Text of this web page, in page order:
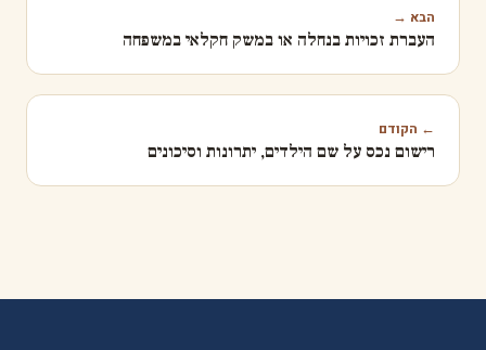
הבא →
העברת זכויות בנחלה או במשק חקלאי במשפחה
← הקודם
רישום נכס על שם הילדים, יתרונות וסיכונים